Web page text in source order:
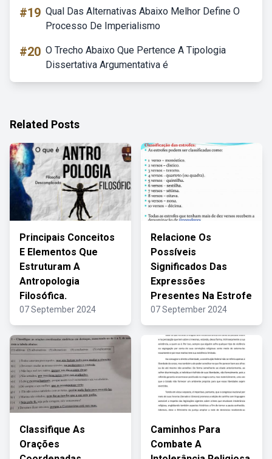
#19 Qual Das Alternativas Abaixo Melhor Define O
Processo De Imperialismo
#20 O Trecho Abaixo Que Pertence A Tipologia
Dissertativa Argumentativa é
Related Posts
Principais Conceitos
E Elementos Que
Estruturam A
Antropologia
Filosófica.
07 September 2024
Relacione Os
Possíveis
Significados Das
Expressões
Presentes Na Estrofe
07 September 2024
Classifique As
Orações
Caminhos Para
Combate A